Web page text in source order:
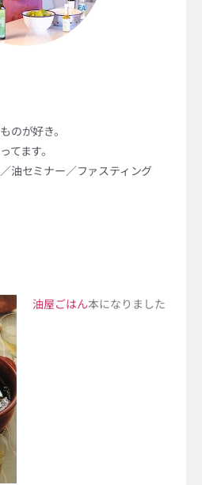
のが好き。
てます。
油セミナー／ファスティング
油屋ごはん本になりました